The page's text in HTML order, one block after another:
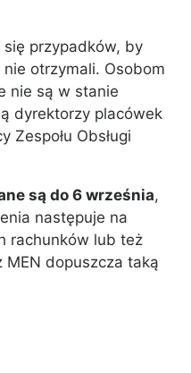
przypadków, by
otrzymali. Osobom
nie są w stanie
dyrektorzy placówek
Zespołu Obsługi
są do 6 września,
następuje na
rachunków lub też
dopuszcza taką